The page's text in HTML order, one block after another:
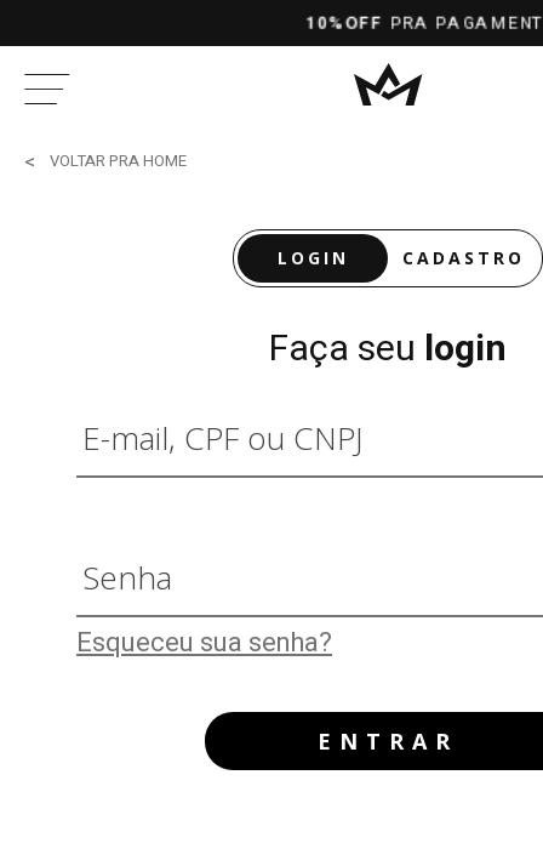
PRA PAGAMENTOS NO PIX
VOLTAR PRA HOME
LOGIN CADASTRO
Faça seu login
Esqueceu sua senha?
ENTRAR